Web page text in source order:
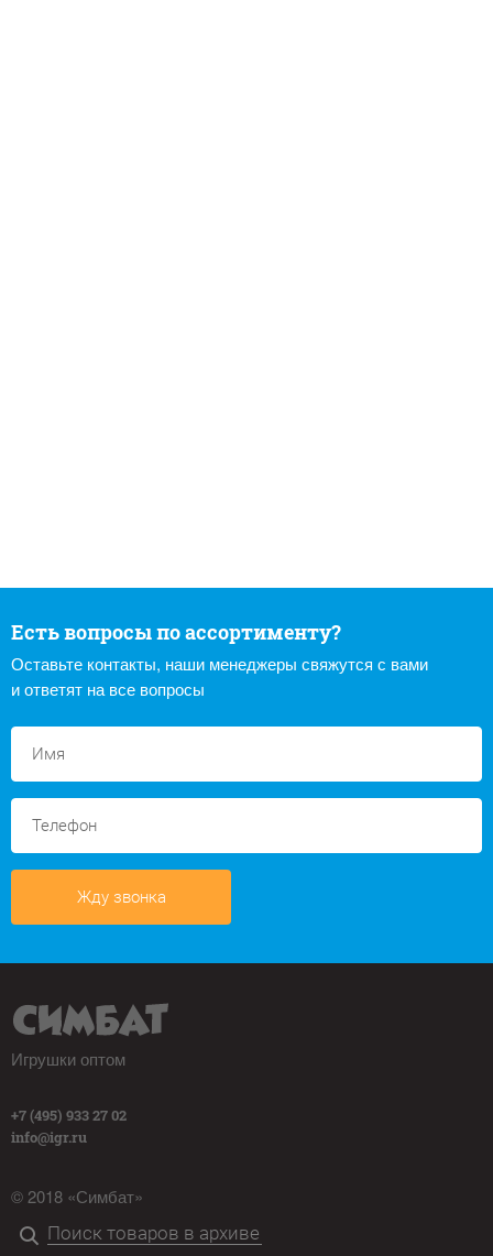
Есть вопросы по ассортименту?
Оставьте контакты, наши менеджеры свяжутся с вами
и ответят на все вопросы
Жду звонка
Игрушки оптом
+7 (495) 933 27 02
info@igr.ru
© 2018 «Симбат»